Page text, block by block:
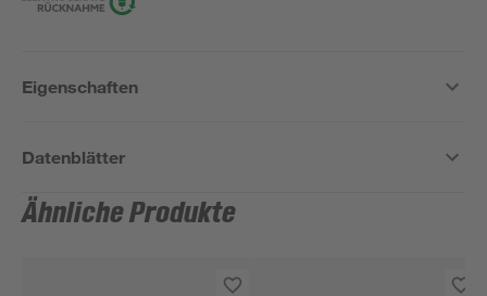
Eigenschaften
Datenblätter
Ähnliche Produkte